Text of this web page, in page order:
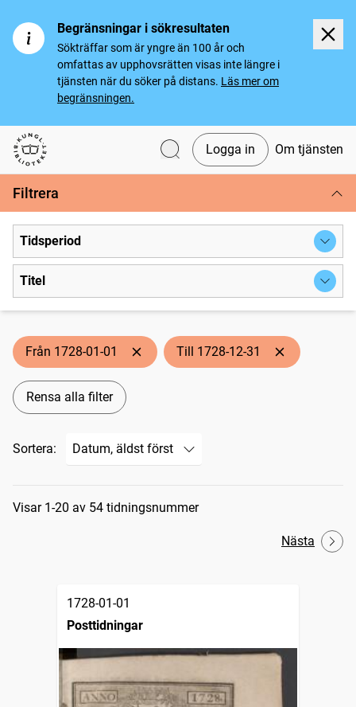
Begränsningar i sökresultaten
Sökträffar som är yngre än 100 år och
omfattas av upphovsrätten visas inte längre i
tjänsten när du söker på distans. Läs mer om
begränsningen.
Svenska tidningar
Logga in Om tjänsten
Filtrera
Tidsperiod
Titel
Från 1728-01-01 Till 1728-12-31
Rensa alla filter
Sortera:
Sökresultat
Visar 1-20 av 54 tidningsnummer
Nästa
1728-01-01
Posttidningar